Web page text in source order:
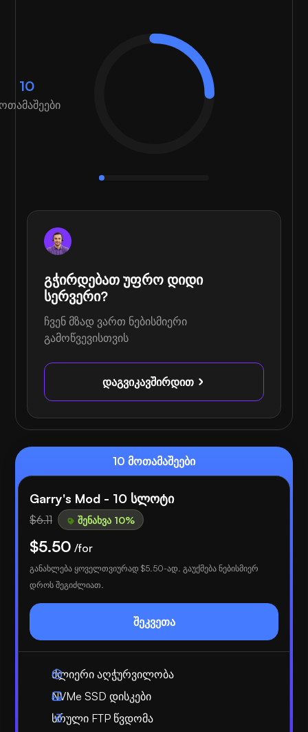
10
გჭირდებათ უფრო დიდი
სერვერი?
ჩვენ მზად ვართ ნებისმიერი
გამოწვევისთვის
დაგვიკავშირდით
10 მოთამაშეები
Garry's Mod - 10 სლოტი
$6.11 შენახვა 10%
$5.50 /for
განახლება ყოველთვიურად $5.50-ად. გაუქმება ნებისმიერ
დროს შეგიძლიათ.
შეკვეთა
ძლიერი აღჭურვილობა
NVMe SSD დისკები
სრული FTP წვდომა